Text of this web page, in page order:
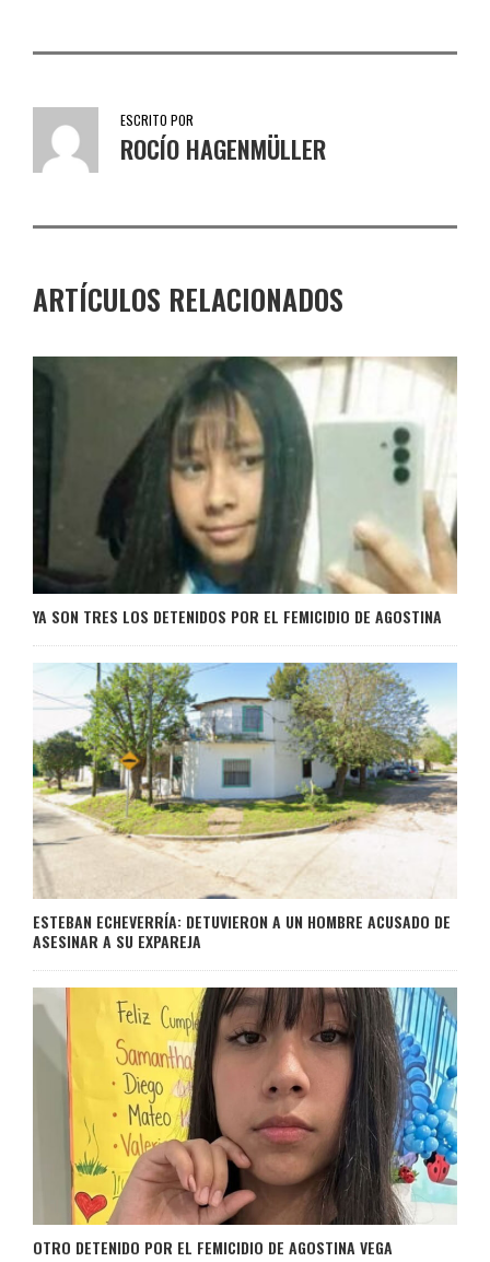
ESCRITO POR
ROCÍO HAGENMÜLLER
ARTÍCULOS RELACIONADOS
YA SON TRES LOS DETENIDOS POR EL FEMICIDIO DE AGOSTINA
ESTEBAN ECHEVERRÍA: DETUVIERON A UN HOMBRE ACUSADO DE
ASESINAR A SU EXPAREJA
OTRO DETENIDO POR EL FEMICIDIO DE AGOSTINA VEGA